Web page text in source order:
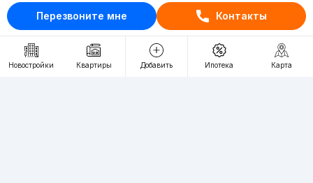
Перезвоните мне Контакты
Новостройки Квартиры Добавить Ипотека Карта
+998 (78) 113-20-86
+998 (93) 390-30-10
Пн-Пт. С 9:30 до 18:00